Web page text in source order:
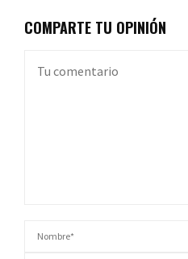
COMPARTE TU OPINIÓN